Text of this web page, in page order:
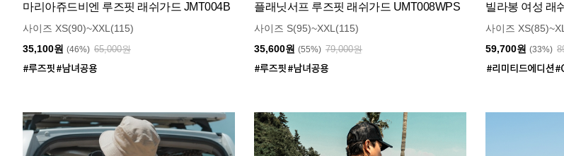
마리아쥬드비엔 루즈핏 래쉬가드 JMT004B
사이즈 XS(90)~XXL(115)
35,100원 (46%) 65,000원
플래닛서프 루즈핏 래쉬가드 UMT008WPS
사이즈 S(95)~XXL(115)
35,600원 (55%) 79,000원
빌라봉 여성 래
사이즈
59,700원 (33%)